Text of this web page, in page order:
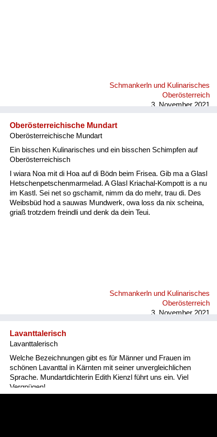
Schmankerln und Kulinarisches
Oberösterreich
3. November 2021
Oberösterreichische Mundart
Oberösterreichische Mundart
Ein bisschen Kulinarisches und ein bisschen Schimpfen auf
Oberösterreichisch
I wiara Noa mit di Hoa auf di Bödn beim Frisea. Gib ma a Glasl
Hetschenpetschenmarmelad. A Glasl Kriachal-Kompott is a nu
im Kastl. Sei net so gschamit, nimm da do mehr, trau di. Des
Weibsbüd hod a sauwas Mundwerk, owa loss da nix scheina,
griaß trotzdem freindli und denk da dein Teui.
Schmankerln und Kulinarisches
Oberösterreich
3. November 2021
Lavanttalerisch
Lavanttalerisch
Welche Bezeichnungen gibt es für Männer und Frauen im
schönen Lavanttal in Kärnten mit seiner unvergleichlichen
Sprache. Mundartdichterin Edith Kienzl führt uns ein. Viel
Vergnügen!